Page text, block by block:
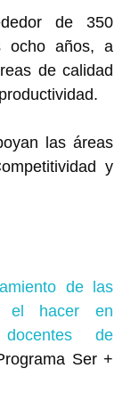
de 350
ocho años, a
de calidad
las áreas
y
de las
el hacer en
de
Ser +